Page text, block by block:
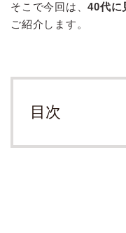
そこで今回は、40代に
ご紹介します。
目次